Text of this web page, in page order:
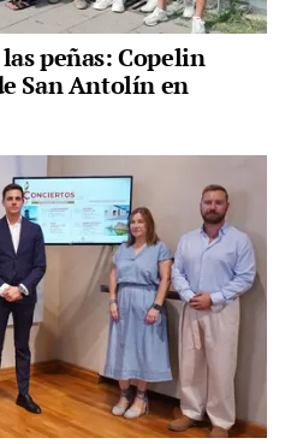
peñas: Copelin
San Antolín en